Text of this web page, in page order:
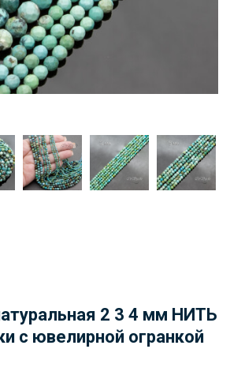
2 3 4 мм НИТЬ
с ювелирной огранкой